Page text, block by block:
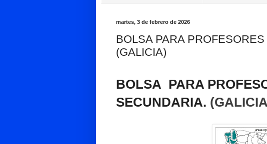
martes, 3 de febrero de 2026
BOLSA PARA
(GALICIA)
BOLSA PARA
SECUNDARIA.